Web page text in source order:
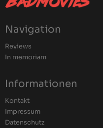
Navigation
Reviews
In memoriam
Informationen
Kontakt
Impressum
Datenschutz